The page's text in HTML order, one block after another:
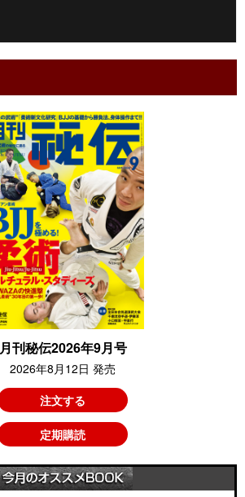
月刊秘伝2026年9月号
2026年8月12日 発売
注文する
定期購読